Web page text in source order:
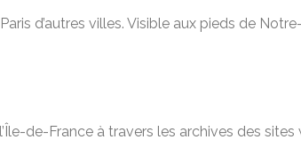
d’autres villes. Visible aux pieds de
de-France à travers les archives des sites